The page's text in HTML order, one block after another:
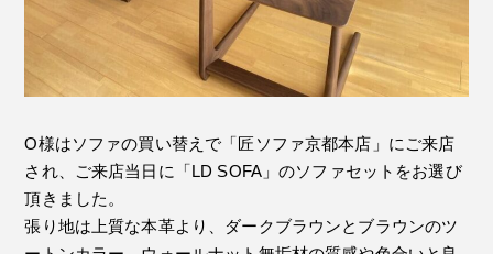
O様はソファの買い替えで「匠ソファ京都本店」にご来店
され、ご来店当日に「LD SOFA」のソファセットをお選び
頂きました。
張り地は上質な本革より、ダークブラウンとブラウンのツ